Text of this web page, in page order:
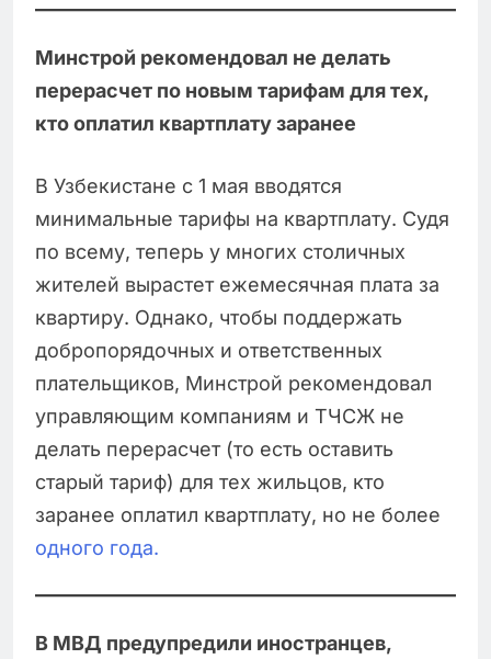
Минстрой рекомендовал не делать
перерасчет по новым тарифам для тех,
кто оплатил квартплату заранее
В Узбекистане с 1 мая вводятся
минимальные тарифы на квартплату. Судя
по всему, теперь у многих столичных
жителей вырастет ежемесячная плата за
квартиру. Однако, чтобы поддержать
добропорядочных и ответственных
плательщиков, Минстрой рекомендовал
управляющим компаниям и ТЧСЖ не
делать перерасчет (то есть оставить
старый тариф) для тех жильцов, кто
заранее оплатил квартплату, но не более
одного года.
В МВД предупредили иностранцев,